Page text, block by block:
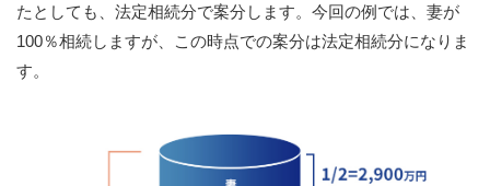
たとしても、法定相続分で案分します。今回の例では、妻が
100％相続しますが、この時点での案分は法定相続分になりま
す。